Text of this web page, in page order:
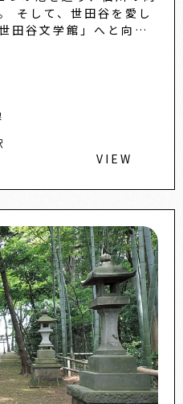
田谷文学館」へと向か
VIEW